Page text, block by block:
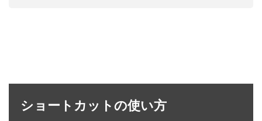
ショートカットの使い方